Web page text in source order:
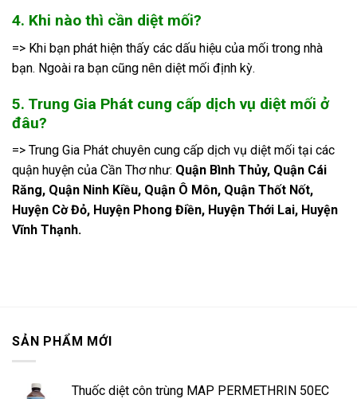
4. Khi nào thì cần diệt mối?
=> Khi bạn phát hiện thấy các dấu hiệu của mối trong nhà
bạn. Ngoài ra bạn cũng nên diệt mối định kỳ.
5. Trung Gia Phát cung cấp dịch vụ diệt mối ở
đâu?
=> Trung Gia Phát chuyên cung cấp dịch vụ diệt mối tại các
quận huyện của Cần Thơ như: Quận Bình Thủy, Quận Cái
Răng, Quận Ninh Kiều, Quận Ô Môn, Quận Thốt Nốt,
Huyện Cờ Đỏ, Huyện Phong Điền, Huyện Thới Lai, Huyện
Vĩnh Thạnh.
SẢN PHẨM MỚI
Thuốc diệt côn trùng MAP PERMETHRIN 50EC